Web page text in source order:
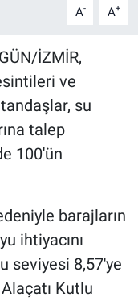
A- A+
İZMİR,
ve
su
talep
100'ün
barajların
ihtiyacını
seviyesi 8,57'ye
Kutlu